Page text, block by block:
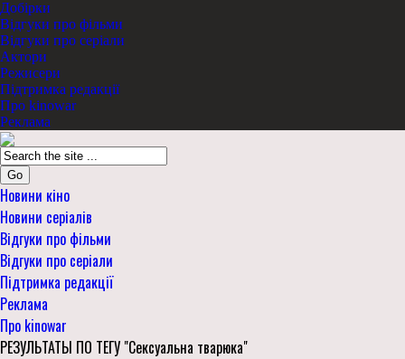
Добірки
Відгуки про фільми
Відгуки про серіали
Актори
Режисери
Підтримка редакції
Про kinowar
Реклама
Go
Новини кіно
Новини серіалів
Відгуки про фільми
Відгуки про серіали
Підтримка редакції
Реклама
Про kinowar
РЕЗУЛЬТАТЫ ПО ТЕГУ "Сексуальна тварюка"